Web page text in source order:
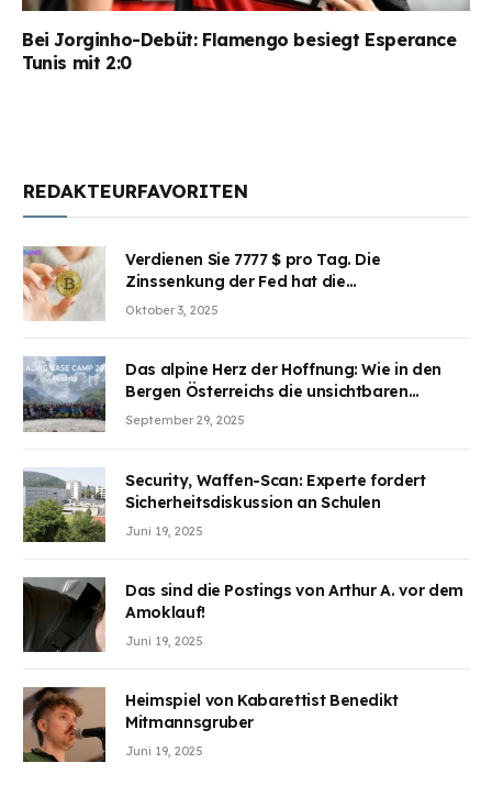
Bei Jorginho-Debüt: Flamengo besiegt Esperance
Tunis mit 2:0
REDAKTEURFAVORITEN
Verdienen Sie 7777 $ pro Tag. Die
Zinssenkung der Fed hat die
Aufmerksamkeit des Marktes erregt.
Oktober 3, 2025
Das alpine Herz der Hoffnung: Wie in den
Bergen Österreichs die unsichtbaren
Wunden des Kriegesheilen
September 29, 2025
Security, Waffen-Scan: Experte fordert
Sicherheitsdiskussion an Schulen
Juni 19, 2025
Das sind die Postings von Arthur A. vor dem
Amoklauf!
Juni 19, 2025
Heimspiel von Kabarettist Benedikt
Mitmannsgruber
Juni 19, 2025